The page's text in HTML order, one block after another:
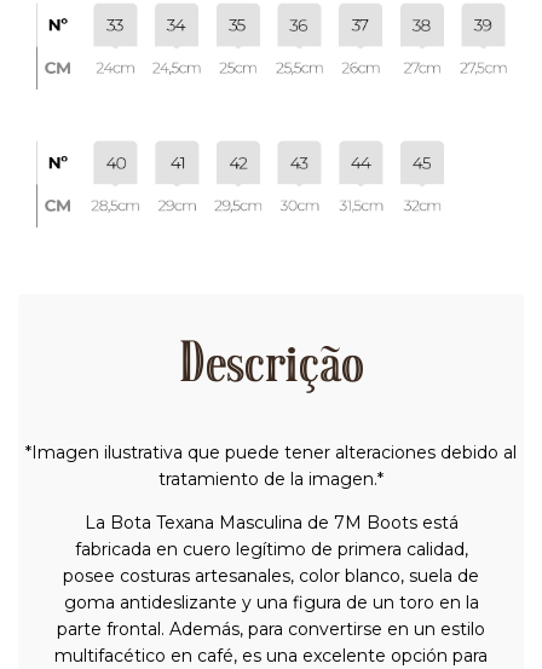
Descrição
*Imagen ilustrativa que puede tener alteraciones debido al
tratamiento de la imagen.*
La Bota Texana Masculina de 7M Boots está
fabricada en cuero legítimo de primera calidad,
posee costuras artesanales, color blanco, suela de
goma antideslizante y una figura de un toro en la
parte frontal. Además, para convertirse en un estilo
multifacético en café, es una excelente opción para